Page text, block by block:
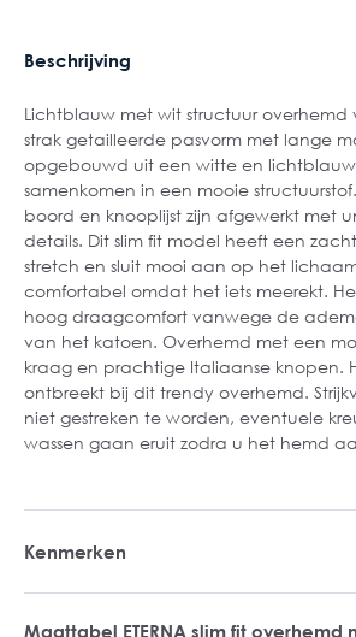
Beschrijving
Lichtblauw met wit structuur overhemd
strak getailleerde pasvorm met lange
opgebouwd uit een witte en
samenkomen in een mooie
boord en knooplijst zijn afgewerkt met
details. Dit slim fit model heeft een
stretch en sluit mooi aan op het
comfortabel omdat het iets meerekt.
hoog draagcomfort vanwege de
van het katoen. Overhemd met een
kraag en prachtige Italiaanse knopen.
ontbreekt bij dit trendy overhemd.
niet gestreken te worden, eventuele
wassen gaan eruit zodra u het hemd
Kenmerken
Maattabel ETERNA slim fit overhemd